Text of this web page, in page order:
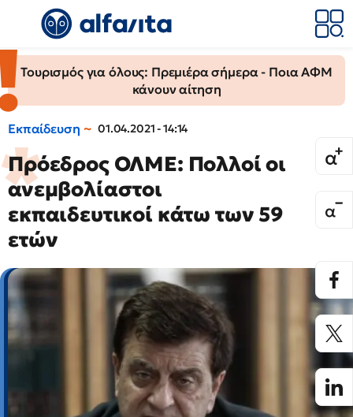
Τουρισμός για όλους: Πρεμιέρα σήμερα - Ποια ΑΦΜ
κάνουν αίτηση
Εκπαίδευση 01.04.2021 - 14:14
Πρόεδρος ΟΛΜΕ: Πολλοί οι
ανεμβολίαστοι
εκπαιδευτικοί κάτω των 59
ετών